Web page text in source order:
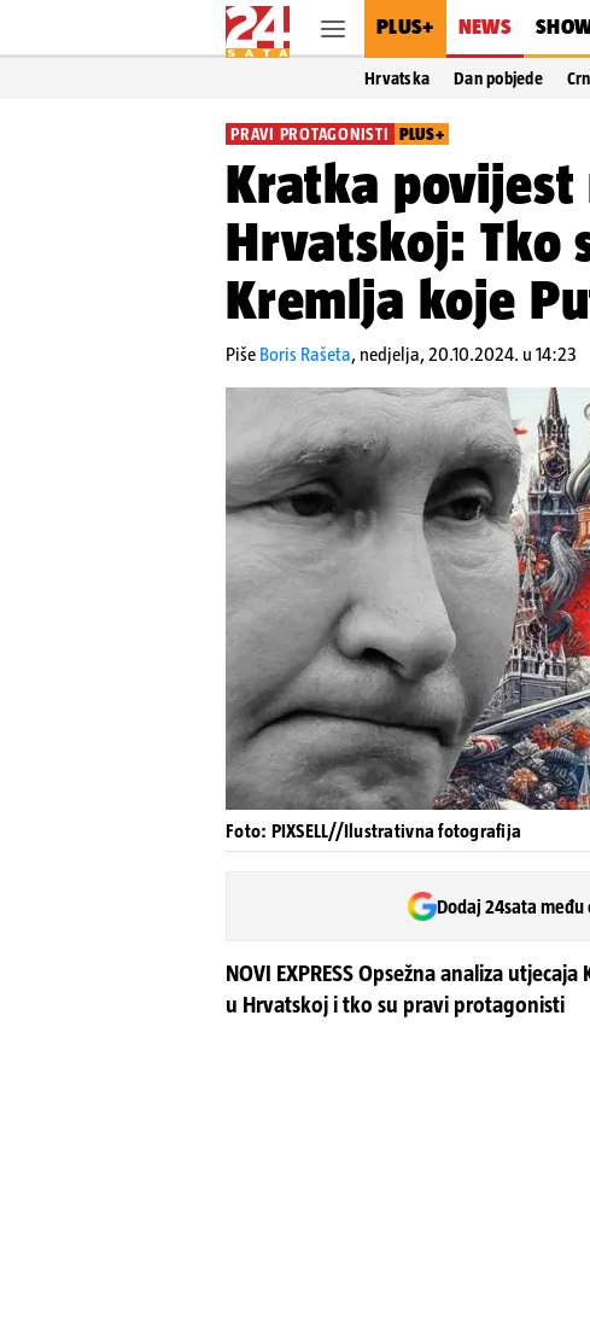
PLUS+ NEWS
Hrvatska Dan pobjede
PRAVI PROTAGONISTI PLUS+
Kratka povijest
Hrvatskoj: Tko
Kremlja koje
Piše Boris Rašeta, nedjelja, 20.10.2024. u 14:23
Foto: PIXSELL//Ilustrativna fotografija
Dodaj 24sata
NOVI EXPRESS Opsežna analiza
u Hrvatskoj i tko su pravi protagonisti